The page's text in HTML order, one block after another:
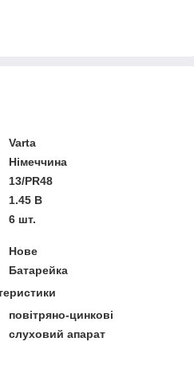
Varta
Німеччина
13/PR48
1.45 В
6 шт.
Нове
Батарейка
повітряно-цинкові
слуховий апарат